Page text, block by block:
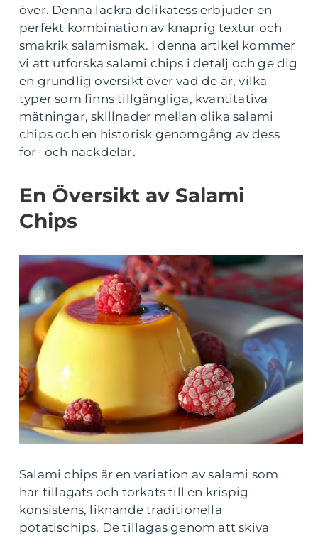
över. Denna läckra delikatess erbjuder en
perfekt kombination av knaprig textur och
smakrik salamismak. I denna artikel kommer
vi att utforska salami chips i detalj och ge dig
en grundlig översikt över vad de är, vilka
typer som finns tillgängliga, kvantitativa
mätningar, skillnader mellan olika salami
chips och en historisk genomgång av dess
för- och nackdelar.
En Översikt av Salami
Chips
Salami chips är en variation av salami som
har tillagats och torkats till en krispig
konsistens, liknande traditionella
potatischips. De tillagas genom att skiva